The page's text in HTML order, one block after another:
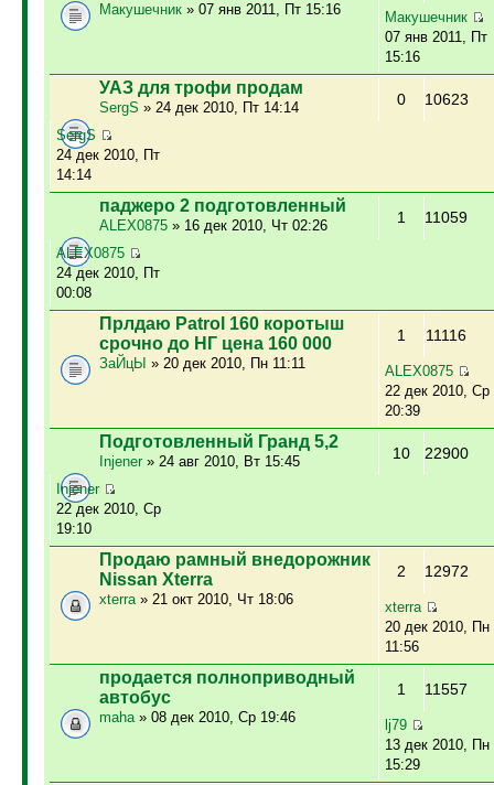
Макушечник» 07 янв 2011, Пт 15:16
Макушечник
07 янв 2011, Пт
15:16
УАЗ для трофи продам
SergS » 24 дек 2010, Пт 14:14 0 10623
SergS
24 дек 2010, Пт
14:14
паджеро 2 подготовленный
ALEX0875» 16 дек 2010, Чт 02:26 1 11059
ALEX0875
24 дек 2010, Пт
00:08
Прлдаю Patrol 160 коротыш
срочно до НГ цена 160 000
ЗаЙцЫ » 20 дек 2010, Пн 11:11
1 11116
ALEX0875
22 дек 2010, Ср
20:39
Подготовленный Гранд 5,2
Injener» 24 авг 2010, Вт 15:45 10 22900
Injener
22 дек 2010, Ср
19:10
Продаю рамный внедорожник
Nissan Xterra
xterra» 21 окт 2010, Чт 18:06
2 12972
xterra
20 дек 2010, Пн
11:56
продается полноприводный
автобус
maha» 08 дек 2010, Ср 19:46
1 11557
lj79
13 дек 2010, Пн
15:29